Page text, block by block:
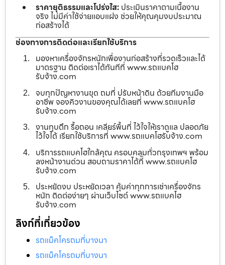
ราคายุติธรรมและโปร่งใส: ประเมินราคาตามเนื้องาน
จริง ไม่มีค่าใช้จ่ายแอบแฝง ช่วยให้คุณคุมงบประมาณ
ก่อสร้างได้
ช่องทางการติดต่อและเรียกใช้บริการ
มองหาเครื่องจักรหนักเพื่องานก่อสร้างที่รวดเร็วและได้
มาตรฐาน ติดต่อเราได้ทันทีที่ www.รถแบคโฮ
รับจ้าง.com
จบทุกปัญหางานขุด ถมที่ ปรับหน้าดิน ด้วยทีมงานมือ
อาชีพ จองคิวงานของคุณได้เลยที่ www.รถแบคโฮ
รับจ้าง.com
งานทุบตึก รื้อถอน เคลียร์พื้นที่ ไว้ใจให้เราดูแล ปลอดภัย
ไว้ใจได้ เรียกใช้บริการที่ www.รถแบคโฮรับจ้าง.com
บริการรถแบคโฮใกล้คุณ ครอบคลุมทั่วกรุงเทพฯ พร้อม
ลงหน้างานด่วน สอบถามราคาได้ที่ www.รถแบคโฮ
รับจ้าง.com
ประหยัดงบ ประหยัดเวลา คุ้มค่าทุกการเช่าเครื่องจักร
หนัก ติดต่อง่ายๆ ผ่านเว็บไซต์ www.รถแบคโฮ
รับจ้าง.com
ลิงก์ที่เกี่ยวข้อง
รถแม็คโครถมที่บางนา
รถแม็คโครถมที่บางนา